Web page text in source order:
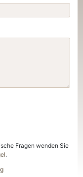
Fragen wenden Sie
.